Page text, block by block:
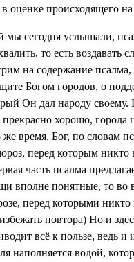
оценке происходящего на
мы сегодня услышали,
то есть воздавать
на содержание
Богом городов, о
Он дал народу своему.
прекрасно хорошо, города
время, Бог, по словам
перед которым никто
часть псалма
вполне понятные, то во
перед которыми
повтора) Но и
всё к пользе, ведь и
наполняется водой,